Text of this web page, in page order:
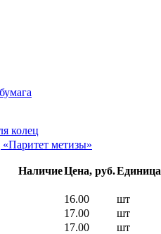
колец
НаличиеЦена, руб.Единица
16.00 шт
17.00 шт
17.00 шт